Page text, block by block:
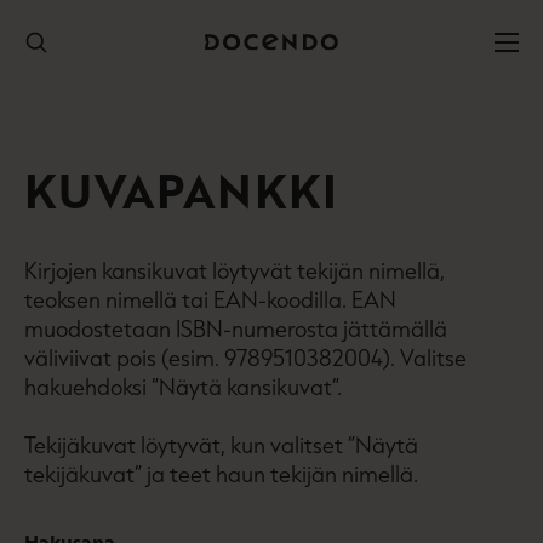
sisältöön
KUVAPANKKI
Kirjojen kansikuvat löytyvät tekijän nimellä,
teoksen nimellä tai EAN-koodilla. EAN
muodostetaan ISBN-numerosta jättämällä
väliviivat pois (esim. 9789510382004). Valitse
hakuehdoksi ”Näytä kansikuvat”.
Tekijäkuvat löytyvät, kun valitset ”Näytä
tekijäkuvat” ja teet haun tekijän nimellä.